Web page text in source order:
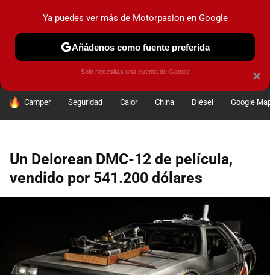
MENÚ NUEVO
COCHES ELÉCTRICOS OBSERVATORIO
HOY SE HABLA DE
Camper Seguridad Calor China Diésel Google
Un Delorean DMC-12 de película,
vendido por 541.200 dólares
×
Ya puedes ver más de Motorpasion en Google
Añádenos como fuente preferida
Solo necesitas una cuenta de Google